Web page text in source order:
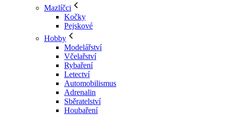
Mazlíčci
Kočky
Pejskové
Hobby
Modelářství
Včelařství
Rybaření
Letectví
Automobilismus
Adrenalin
Sběratelství
Houbaření